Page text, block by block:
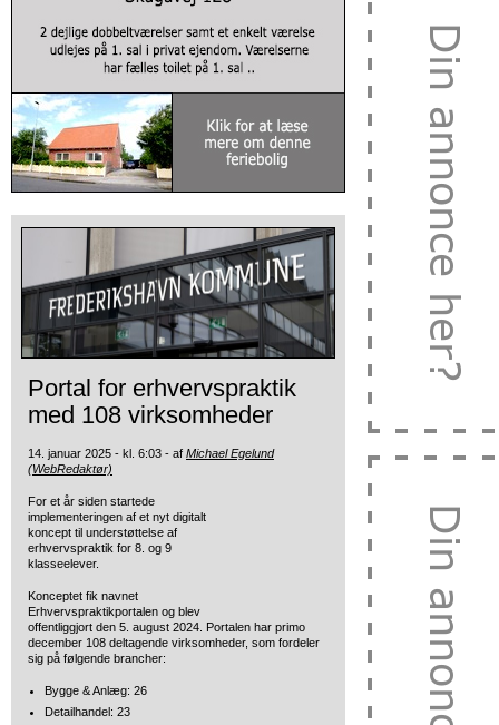
Portal for erhvervspraktik
med 108 virksomheder
14. januar 2025 - kl. 6:03 - af Michael Egelund
(WebRedaktør)
For et år siden startede
implementeringen af et nyt digitalt
koncept til understøttelse af
erhvervspraktik for 8. og 9
klasseelever.
Konceptet fik navnet
Erhvervspraktikportalen og blev
offentliggjort den 5. august 2024. Portalen har primo
december 108 deltagende virksomheder, som fordeler
sig på følgende brancher:
Bygge & Anlæg: 26
Detailhandel: 23